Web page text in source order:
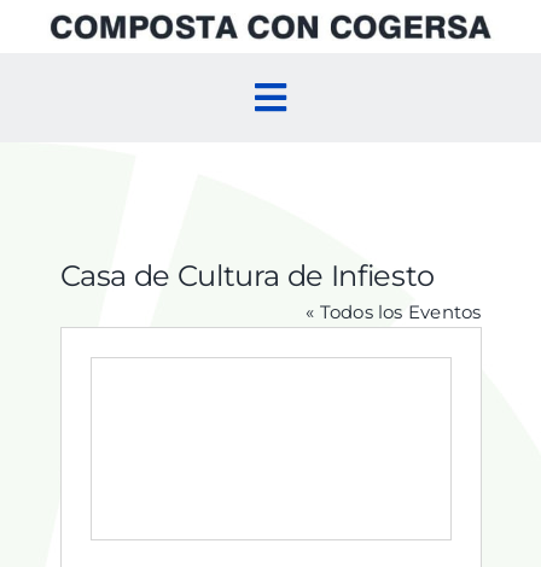
Toggle
Compostaje Comunitario
Casa de Cultura de Infiesto
« Todos los Eventos